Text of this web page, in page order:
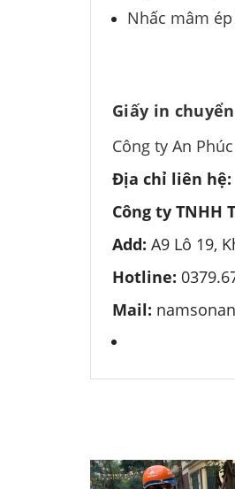
Nhấc mâm
Giấy in
Công ty An
Địa chỉ liên hệ:
Công ty TNHH
Add: A9 Lô 19,
Hotline:
Mail: